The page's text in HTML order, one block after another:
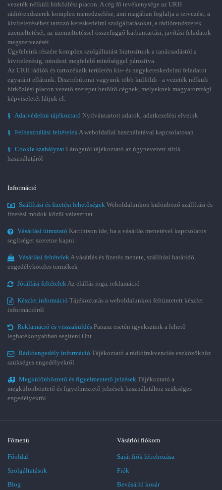
vezeték nélküli hírközlési piacon. A cég fő tevékenysége az URH
rádiórendszerek komplex menedzselése, ami magában foglalja a tervezést, a
kivitelezéséhez tartozó kereskedelmi szolgáltatásokat, a rádiórendszerek
üzemeltetését, az üzemeltetéssel összefüggő karbantartási, javítási feladatok
megszervezését.
Ügyfeleink részére komplex szolgáltatást biztosítunk a tanácsadástól a
kivitelezésig, mindezt megfelelő minőséggel párosítva.
Az URH rádiók és tartozékaik területén kis- és nagykereskedelmi feladatot
egyaránt ellátunk. Disztribútorai vagyunk több külföldi - a vezeték nélküli
hírközlési piacon vezető szerepet betöltő cégnek, melyeknek magyarországi
képviseletét látjuk el.
§ Adatvédelmi tájékoztató Nyilvántartott adatok, adatkezelési elveink
§ Felhasználási feltételekA weboldallal használatával kapcsolatosan
§ Cookie szabályzat Látogatói tájékoztató az úgynevezett sütik
használatáról
Információ
Szállítási és fizetési lehetőségek Weboldalunkon különböző szállítási és
fizetési módok közül választhat.
Vásárlási útmutató Kattintson ide, ha a vásárlás menetével kapcsolatos
segítséget szeretne kapni.
Vásárlási feltételekA vásárlás és fizetés menete, szállítási határidő,
engedélyköteles termékek
Jótállási feltételekAz elállás joga, reklamáció
Készlet információ Tájékoztatás a weboldalunkon feltüntetett készlet
információról
Reklamáció és visszaküldés Panasz esetén igyekszünk a lehető
leghatékonyabban segíteni Önt.
Rádióengedély információ Tájékoztató a rádiófrekvenciás eszközökhöz
szükséges engedélyekről
Megkülönböztető és figyelmeztető jelzések Tájékoztató a
megkülönböztető és figyelmeztető jelzések használatához szükséges
engedélyekről
Főmenü
Főoldal
Szolgáltatások
Blog
Vásárlói fiókom
Saját fiók létrehozása
Fiók
Bevásárló kosár